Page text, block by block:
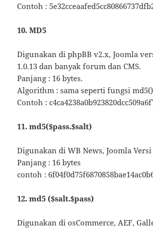
Contoh :
10. MD5
Digunakan di phpBB v2.x, Joomla
1.0.13 dan banyak forum dan CMS.
Panjang : 16 bytes.
Algorithm : sama seperti fungsi
Contoh :
11. md5($pass.$salt)
Digunakan di WB News, Joomla Versi
Panjang : 16 bytes
contoh :
12. md5 ($salt.$pass)
Digunakan di osCommerce, AEF,